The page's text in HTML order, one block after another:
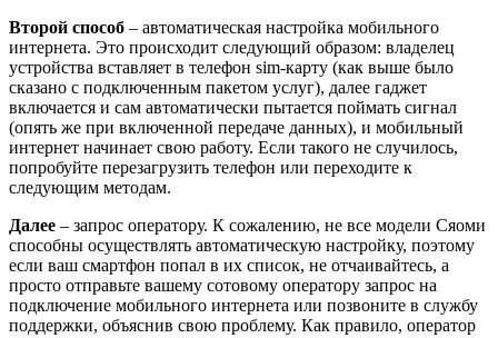
Второй способ – автоматическая настройка мобильного
интернета. Это происходит следующий образом: владелец
устройства вставляет в телефон sim-карту (как выше было
сказано с подключенным пакетом услуг), далее гаджет
включается и сам автоматически пытается поймать сигнал
(опять же при включенной передаче данных), и мобильный
интернет начинает свою работу. Если такого не случилось,
попробуйте перезагрузить телефон или переходите к
следующим методам.
Далее – запрос оператору. К сожалению, не все модели Сяоми
способны осуществлять автоматическую настройку, поэтому
если ваш смартфон попал в их список, не отчаивайтесь, а
просто отправьте вашему сотовому оператору запрос на
подключение мобильного интернета или позвоните в службу
поддержки, объяснив свою проблему. Как правило, оператор